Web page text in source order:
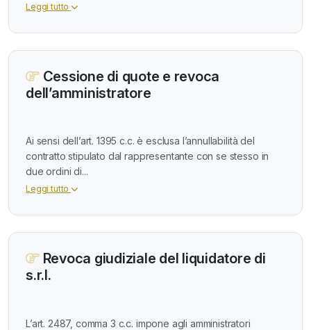
Leggi tutto
Cessione di quote e revoca
dell’amministratore
Ai sensi dell’art. 1395 c.c. è esclusa l’annullabilità del
contratto stipulato dal rappresentante con se stesso in
due ordini di...
Leggi tutto
Revoca giudiziale del liquidatore di
s.r.l.
L’art. 2487, comma 3 c.c. impone agli amministratori